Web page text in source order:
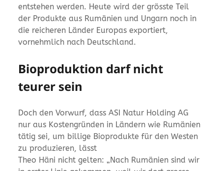
entstehen werden. Heute wird der grösste Teil
der Produkte aus Rumänien und Ungarn noch in
die reicheren Länder Europas exportiert,
vornehmlich nach Deutschland.
Bioproduktion darf nicht
teurer sein
Doch den Vorwurf, dass ASI Natur Holding AG
nur aus Kostengründen in Ländern wie Rumänien
tätig sei, um billige Bioprodukte für den Westen
zu produzieren, lässt
Theo Häni nicht gelten: „Nach Rumänien sind wir